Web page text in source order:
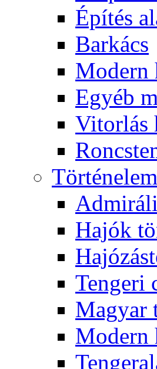
Építés
Barkács
Modern
Egyéb
Vitorlás
Történelem
Hajók
Tengeri
Magyar
Modern